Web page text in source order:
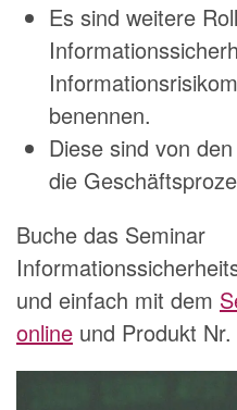
Es sind weitere
benennen.
Diese sind von
die
Buche das Seminar
und einfach mit dem
online und Produkt Nr.